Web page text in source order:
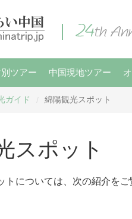
ツアー 中国現地ツアー
ガイド 綿陽観光スポット
スポット
トについては、次の紹介を